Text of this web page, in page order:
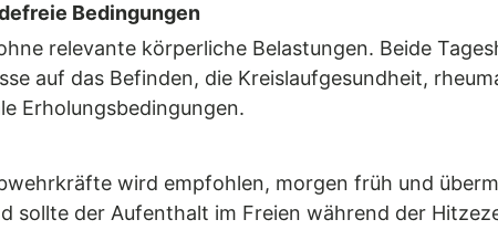
Bedingungen
relevante körperliche Belastungen. Beide
auf das Befinden, die Kreislaufgesundheit,
Erholungsbedingungen.
wird empfohlen, morgen früh und
sollte der Aufenthalt im Freien während der